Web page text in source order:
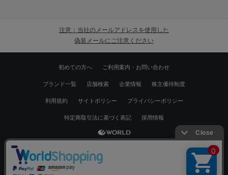
絞り込む
注意：当社のメールアドレスを使用した
偽装メールにご注意ください
初めての方へ ご利用案内・お問い合わせ
ブランド一覧 店舗検索 企業情報 株主優待制度
利用規約 サイトポリシー プライバシーポリシー
特定商取引法に基づく表記 採用情報